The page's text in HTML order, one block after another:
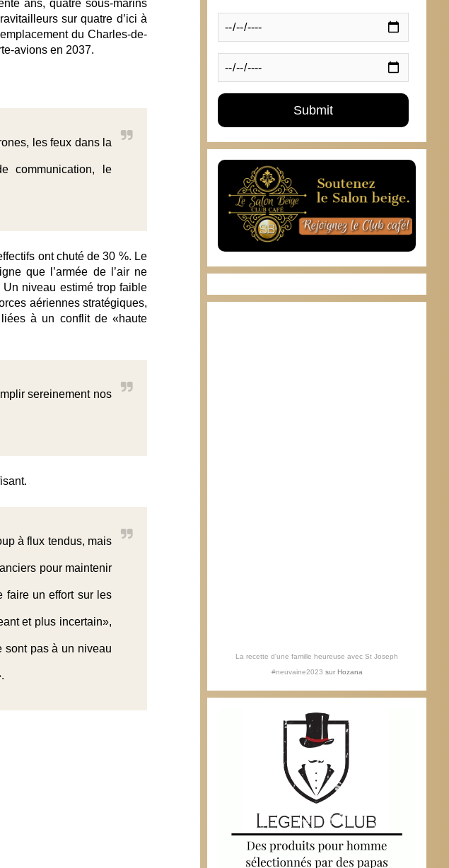
ans, quatre sous-marins
sur quatre d’ici à
du Charles-de-
avions en 2037.
les feux dans la
communication, le
ont chuté de 30 %. Le
que l’armée de l’air ne
niveau estimé trop faible
aériennes stratégiques,
à un conflit de «haute
sereinement nos
à flux tendus, mais
pour maintenir
faire un effort sur les
et plus incertain»,
sont pas à un niveau
La recette d'une famille heureuse avec St Joseph
#neuvaine2023 sur Hozana